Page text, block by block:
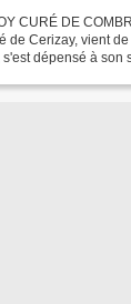
CURÉ DE
de Cerizay, vient
dépensé à son